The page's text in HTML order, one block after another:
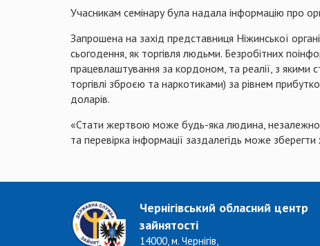
Учасникам семінару була надала інформацію про
Запрошена на захід представниця Ніжинської
сьогодення, як торгівля людьми. Безробітних
працевлаштування за кордоном, та реалії, з якими
торгівлі зброєю та наркотиками) за рівнем
доларів.
«Стати жертвою може будь-яка людина, незалежно
та перевірка інформації заздалегідь може
Чернігівський обласний центр
зайнятості
14000, м. Чернігів,